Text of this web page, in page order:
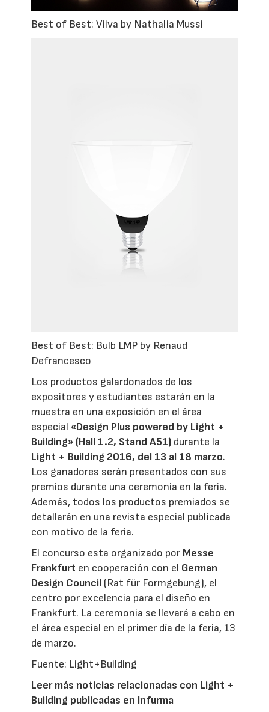
Best of Best: Viiva by Nathalia Mussi
Best of Best: Bulb LMP by Renaud
Defrancesco
Los productos galardonados de los
expositores y estudiantes estarán en la
muestra en una exposición en el área
especial «Design Plus powered by Light +
Building» (Hall 1.2, Stand A51) durante la
Light + Building 2016, del 13 al 18 marzo.
Los ganadores serán presentados con sus
premios durante una ceremonia en la feria.
Además, todos los productos premiados se
detallarán en una revista especial publicada
con motivo de la feria.
El concurso esta organizado por Messe
Frankfurt en cooperación con el German
Design Council (Rat für Formgebung), el
centro por excelencia para el diseño en
Frankfurt. La ceremonia se llevará a cabo en
el área especial en el primer día de la feria, 13
de marzo.
Fuente: Light+Building
Leer más noticias relacionadas con Light +
Building publicadas en Infurma